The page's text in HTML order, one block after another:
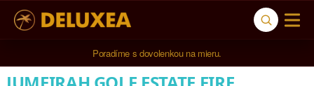
Poradíme s dovolenkou na mieru.
5* cestovná kancelária na luxusnú dovolenku od 4.000 EUR.